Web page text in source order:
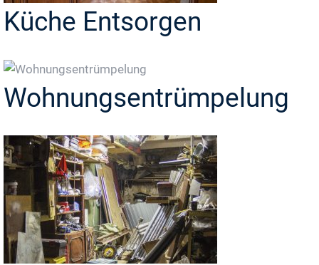
Küche Entsorgen
Wohnungsentrümpelung